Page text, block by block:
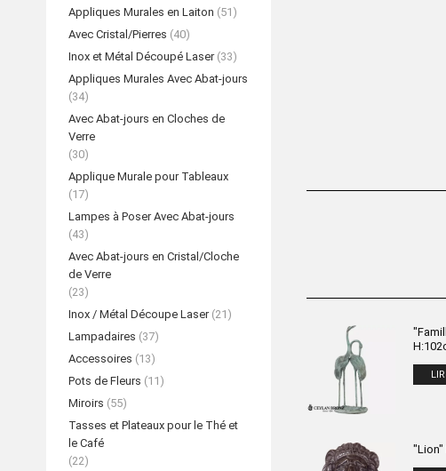
"Lion"
Appliques Murales en Laiton (51)
Avec Cristal/Pierres (40)
Inox et Métal Découpé Laser (33)
Appliques Murales Avec Abat-jours
(34)
Avec Abat-jours en Cloches de
Verre
(30)
Applique Murale pour Tableaux
(17)
Lampes à Poser Avec Abat-jours
(43)
Avec Abat-jours en Cristal/Cloche
de Verre
(23)
Inox / Métal Découpe Laser (21)
Lampadaires (37)
Accessoires (13)
Pots de Fleurs (11)
Miroirs (55)
Tasses et Plateaux pour le Thé et
le Café
(22)